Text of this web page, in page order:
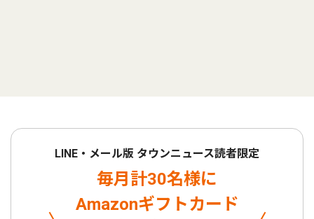
LINE・メール版 タウンニュース読者限定
毎月計30名様に
Amazonギフトカード